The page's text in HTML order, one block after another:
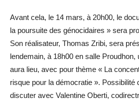
Avant cela, le 14 mars, à 20h00, le
la poursuite des génocidaires » sera
Son réalisateur, Thomas Zribi, sera
lendemain, à 18h00 en salle
aura lieu, avec pour thème « La
risque pour la démocratie ». Possibilité
discuter avec Valentine Oberti,